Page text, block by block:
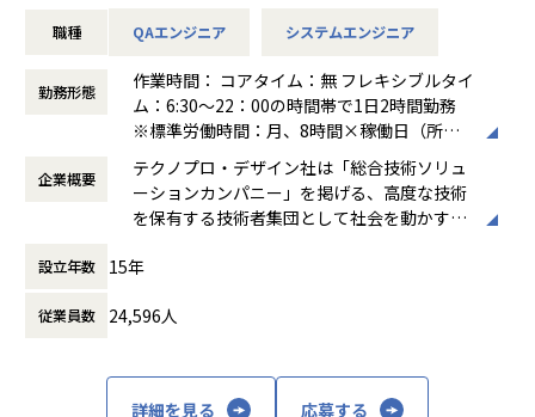
務からスタートし、慣れてきたら工場へ直接赴いて現場を確
討・評価にも関わっていただきます。
先輩エンジニアのそばで実際のものづくりの流れを体感しな
がら、着実にスキルを高められる環境です。
【具体的な仕事内容】
計検討・評価
◆原価低減
◆設計補助
職種 QAエンジニア システムエンジニア
勤務形態
作業時間： コアタイム：無 フレキシブルタイ
ム：6:30～22：00の時間帯で1日2時間勤務
※標準労働時間：月、8時間×稼働日（所定
時間）の就労義務有
働き方：フルフレックス制
時間外労働の有無： 有（月平均20時間）
休憩時間： 60分
企業概要
テクノプロ・デザイン社は「総合技術ソリュ
ーションカンパニー」を掲げる、高度な技術
を保有する技術者集団として社会を動かすこ
に渡ります。いわゆる技術者派遣と呼ばれ
働く場所に関わらない事業支援や最新技術を
設立年数 15年
従業員数 24,596人
詳細を見る 応募する